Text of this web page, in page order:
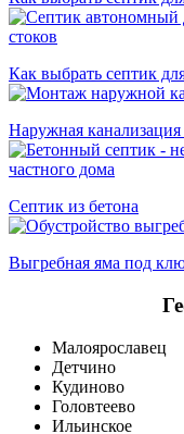
Как выбрать септик
Наружная
Cептик из бетона
Выгребная яма под
Малоярославец
Детчино
Кудиново
Головтеево
Ильинское